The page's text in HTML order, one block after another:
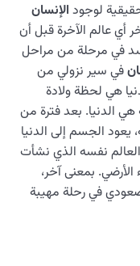
لوجود الإنسان
أي عالم الآخرة قبل أن
في مرحلة من مراحل
في سير نزولي من
هي لحظة ولادة
الدنيا. بعد فترة من
يعود الجسم إلى الدنيا
نفسه الذي نشأت
بمعنى آخر،
في رحلة مهيبة